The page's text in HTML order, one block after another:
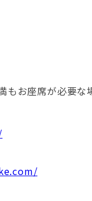
お座席が必要な